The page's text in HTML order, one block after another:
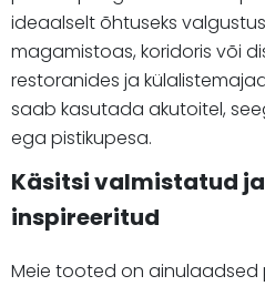
ideaalselt õhtuseks
magamistoas, koridoris või
restoranides ja
saab kasutada akutoitel,
ega pistikupesa.
Käsitsi valmistatud
inspireeritud
Meie tooted on ainulaadsed